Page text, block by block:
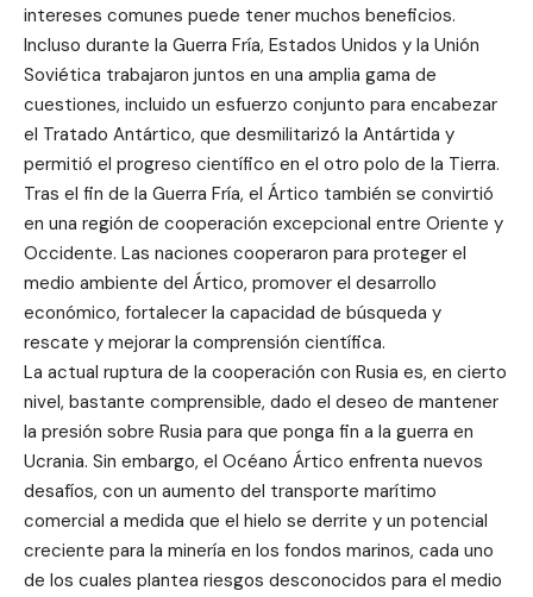
intereses comunes puede tener muchos beneficios.
Incluso durante la Guerra Fría, Estados Unidos y la Unión
Soviética trabajaron juntos en una amplia gama de
cuestiones, incluido un esfuerzo conjunto para encabezar
el Tratado Antártico, que desmilitarizó la Antártida y
permitió el progreso científico en el otro polo de la Tierra.
Tras el fin de la Guerra Fría, el Ártico también se convirtió
en una región de cooperación excepcional entre Oriente y
Occidente. Las naciones cooperaron para proteger el
medio ambiente del Ártico, promover el desarrollo
económico, fortalecer la capacidad de búsqueda y
rescate y mejorar la comprensión científica.
La actual ruptura de la cooperación con Rusia es, en cierto
nivel, bastante comprensible, dado el deseo de mantener
la presión sobre Rusia para que ponga fin a la guerra en
Ucrania. Sin embargo, el Océano Ártico enfrenta nuevos
desafíos, con un aumento del transporte marítimo
comercial a medida que el hielo se derrite y un potencial
creciente para la minería en los fondos marinos, cada uno
de los cuales plantea riesgos desconocidos para el medio